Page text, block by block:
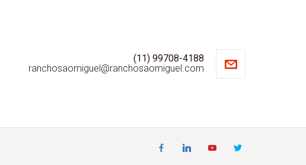
(11) 99708-4188
ranchosaomiguel@ranchosaomiguel.com